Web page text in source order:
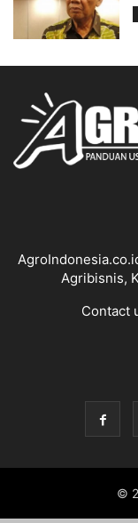
Agribisnis,
Contact
©